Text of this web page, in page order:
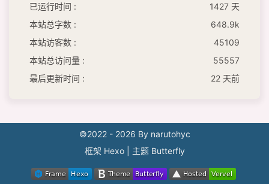
已运行时间 :
1427 天
本站总字数 :
648.9k
本站访客数 :
45109
本站总访问量 :
55557
最后更新时间 :
22 天前
©2022 - 2026 By narutohyc
框架 Hexo 主题 Butterfly